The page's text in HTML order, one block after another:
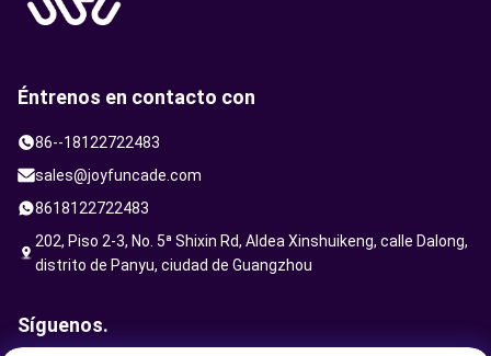
Éntrenos en contacto con
86--18122722483
sales@joyfuncade.com
8618122722483
202, Piso 2-3, No. 5ª Shixin Rd, Aldea Xinshuikeng, calle Dalong,
distrito de Panyu, ciudad de Guangzhou
Síguenos.